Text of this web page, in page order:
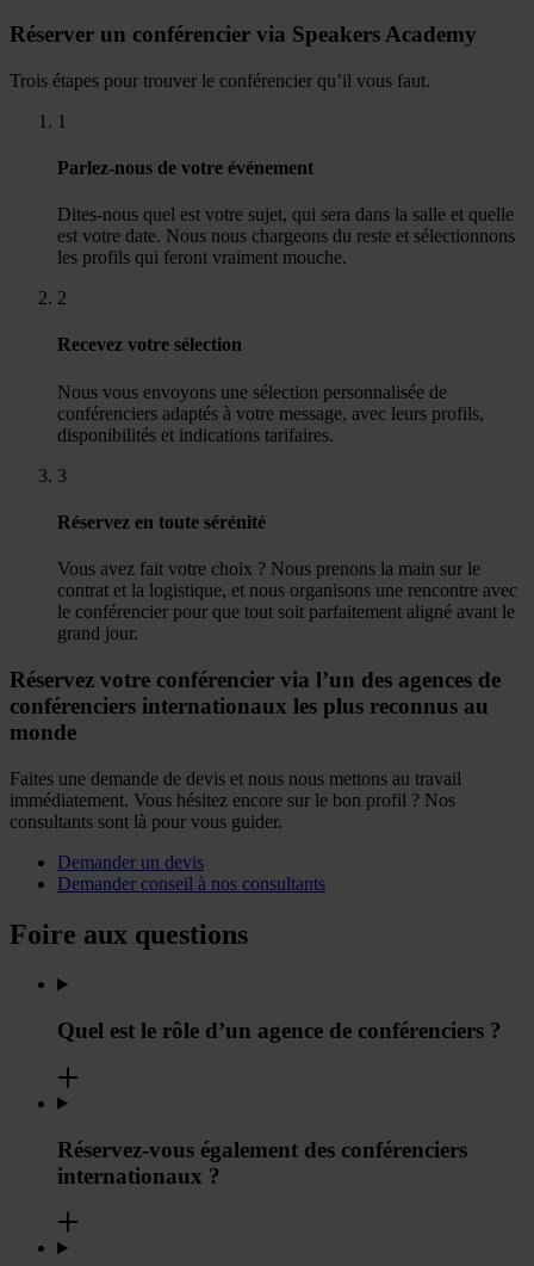
Réserver un conférencier via Speakers Academy
Trois étapes pour trouver le conférencier qu’il vous faut.
1
Parlez-nous de votre événement
Dites-nous quel est votre sujet, qui sera dans la salle et quelle
est votre date. Nous nous chargeons du reste et sélectionnons
les profils qui feront vraiment mouche.
2
Recevez votre sélection
Nous vous envoyons une sélection personnalisée de
conférenciers adaptés à votre message, avec leurs profils,
disponibilités et indications tarifaires.
3
Réservez en toute sérénité
Vous avez fait votre choix ? Nous prenons la main sur le
contrat et la logistique, et nous organisons une rencontre avec
le conférencier pour que tout soit parfaitement aligné avant le
grand jour.
Réservez votre conférencier via l’un des agences de
conférenciers internationaux les plus reconnus au
monde
Faites une demande de devis et nous nous mettons au travail
immédiatement. Vous hésitez encore sur le bon profil ? Nos
consultants sont là pour vous guider.
Demander un devis
Demander conseil à nos consultants
Foire aux questions
Quel est le rôle d’un agence de conférenciers ?
Réservez-vous également des conférenciers
internationaux ?